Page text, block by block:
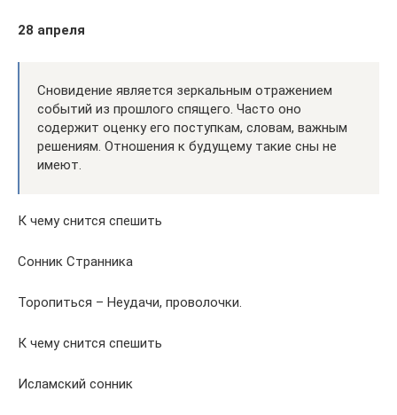
28 апреля
Сновидение является зеркальным отражением
событий из прошлого спящего. Часто оно
содержит оценку его поступкам, словам, важным
решениям. Отношения к будущему такие сны не
имеют.
К чему снится спешить
Сонник Странника
Торопиться – Неудачи, проволочки.
К чему снится спешить
Исламский сонник